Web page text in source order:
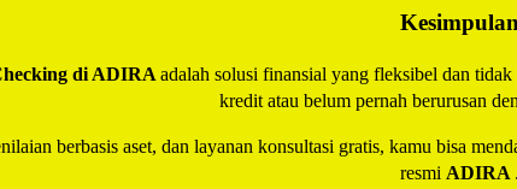
di ADIRA adalah solusi finansial yang fleksibel dan
kredit atau belum pernah berurusan
berbasis aset, dan layanan konsultasi gratis, kamu bisa
resmi ADIRA .